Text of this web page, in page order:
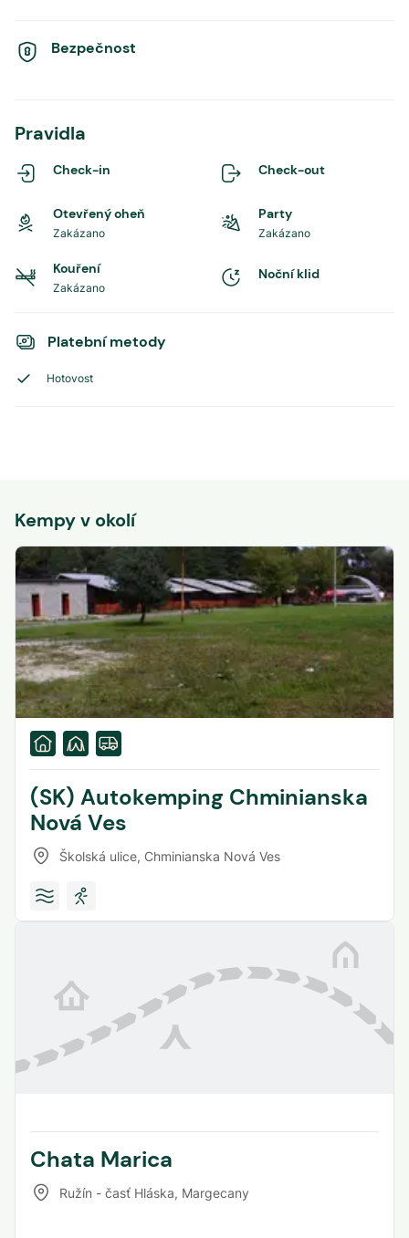
Bezpečnost
Pravidla
Check-in Check-out
Otevřený oheň
Zakázano
Party
Zakázano
Kouření
Zakázano
Noční klid
Platební metody
Hotovost
Kempy v okolí
(SK) Autokemping Chminianska
Nová Ves
Školská ulice, Chminianska Nová Ves
Chata Marica
Ružín - časť Hláska, Margecany